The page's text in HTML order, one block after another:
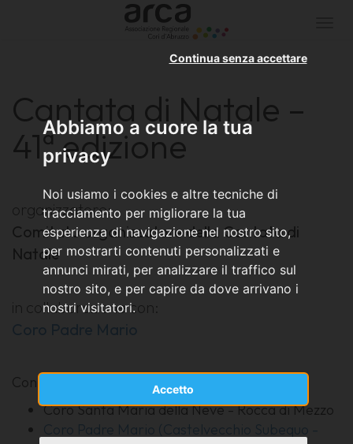
Abbiamo a cuore la tua
privacy
Noi usiamo i cookies e altre tecniche di
tracciamento per migliorare la tua
esperienza di navigazione nel nostro sito,
per mostrarti contenuti personalizzati e
annunci mirati, per analizzare il traffico sul
nostro sito, e per capire da dove arrivano i
nostri visitatori.
Accetto
Continua senza accettare
Cantata di Natale –
41ª edizione
organizzatore:
Comitato organizzatore della Cantata di
Natale
in collaborazione con:
Coro Padre Mario
Con la partecipazione di
Coro Santa Maria della Neve - Rocca di Mezzo
Coro Padre Mario (Castelvecchio Subequo -